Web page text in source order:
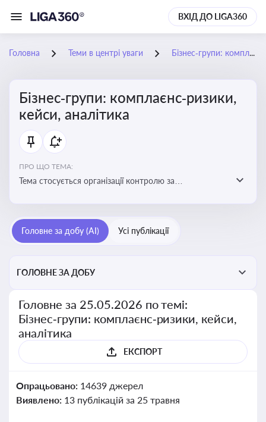
ВХІД ДО LIGA360
Головна Теми в центрі уваги Бізнес‑групи: комплаєнс‑ризики, кейси, аналітика
Бізнес‑групи: комплаєнс‑ризики,
кейси, аналітика
ПРО ЩО ТЕМА:
Тема стосується організації контролю за
Головне за добу (AI) Усі публікації
ГОЛОВНЕ ЗА ДОБУ
Головне за 25.05.2026 по темі:
Бізнес‑групи: комплаєнс‑ризики, кейси,
аналітика
ЕКСПОРТ
Опрацьовано: 14639 джерел
Виявлено: 13 публікацій за 25 травня